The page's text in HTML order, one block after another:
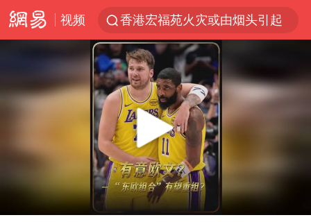
视频
香港宏福苑火灾或由烟头引起
浙江台州《告全体市民书》
伊斯兰版北约来了吗
四川宜宾3.4级地震
泰国初中生饮弹自尽前开了26枪
多所高校取消艺考
Play
00:00 00:54